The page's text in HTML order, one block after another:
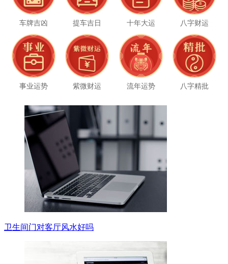
车牌吉凶 提车吉日 十年大运 八字财运
事业运势 紫微财运 流年运势 八字精批
卫生间门对客厅风水好吗